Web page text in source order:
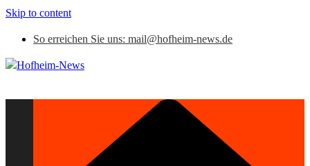
Skip to content
So erreichen Sie uns: mail@hofheim-news.de